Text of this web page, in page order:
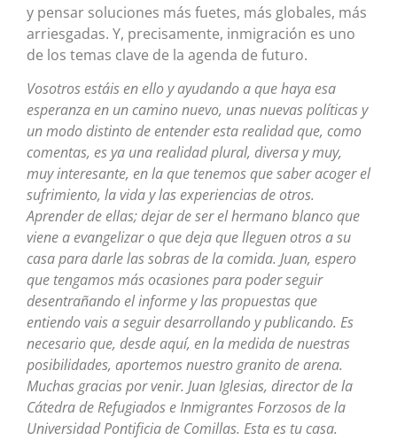
y pensar soluciones más fuetes, más globales, más
arriesgadas. Y, precisamente, inmigración es uno
de los temas clave de la agenda de futuro.
Vosotros estáis en ello y ayudando a que haya esa
esperanza en un camino nuevo, unas nuevas políticas y
un modo distinto de entender esta realidad que, como
comentas, es ya una realidad plural, diversa y muy,
muy interesante, en la que tenemos que saber acoger el
sufrimiento, la vida y las experiencias de otros.
Aprender de ellas; dejar de ser el hermano blanco que
viene a evangelizar o que deja que lleguen otros a su
casa para darle las sobras de la comida. Juan, espero
que tengamos más ocasiones para poder seguir
desentrañando el informe y las propuestas que
entiendo vais a seguir desarrollando y publicando. Es
necesario que, desde aquí, en la medida de nuestras
posibilidades, aportemos nuestro granito de arena.
Muchas gracias por venir. Juan Iglesias, director de la
Cátedra de Refugiados e Inmigrantes Forzosos de la
Universidad Pontificia de Comillas. Esta es tu casa.